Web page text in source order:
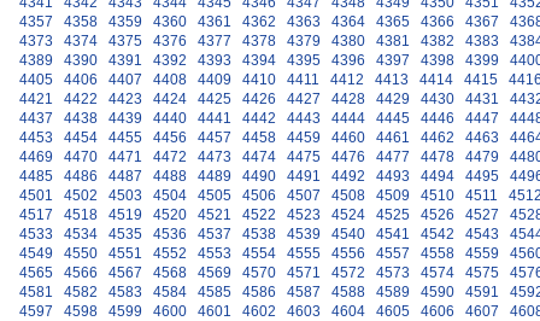
4357
4358 4359 4360 4361 4362 4363 4364 4365 4366 4367
4373
4374 4375 4376 4377 4378 4379 4380 4381 4382 4383
4389
4390 4391 4392 4393 4394 4395 4396 4397 4398 4399
4405
4406 4407 4408 4409 4410 4411 4412 4413 4414 4415
4421
4422 4423 4424 4425 4426 4427 4428 4429 4430 4431
4437
4438 4439 4440 4441 4442 4443 4444 4445 4446 4447
4453
4454 4455 4456 4457 4458 4459 4460 4461 4462 4463
4469
4470 4471 4472 4473 4474 4475 4476 4477 4478 4479
4485
4486 4487 4488 4489 4490 4491 4492 4493 4494 4495
4501
4502 4503 4504 4505 4506 4507 4508 4509 4510 4511
4517
4518 4519 4520 4521 4522 4523 4524 4525 4526 4527
4533
4534 4535 4536 4537 4538 4539 4540 4541 4542 4543
4549
4550 4551 4552 4553 4554 4555 4556 4557 4558 4559
4565
4566 4567 4568 4569 4570 4571 4572 4573 4574 4575
4581
4582 4583 4584 4585 4586 4587 4588 4589 4590 4591
4597
4598 4599 4600 4601 4602 4603 4604 4605 4606 4607